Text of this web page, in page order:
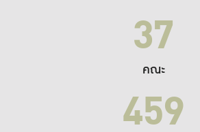
37
คณะ
459